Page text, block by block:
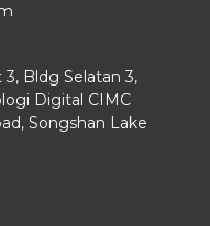
Bldg Selatan 3,
Digital CIMC
Songshan Lake